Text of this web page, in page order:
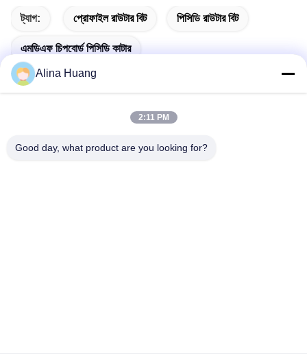
ট্যাগ: প্রোফাইল রাউটার বিট পিসিডি রাউটার বিট
এমডিএফ চিপবোর্ড পিসিডি কাটার
Alina Huang
2:11 PM
Good day, what product are you looking for?